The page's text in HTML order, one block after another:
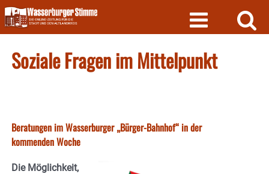
Skip
to
content
Soziale Fragen im Mittelpunkt
Beratungen im Wasserburger „Bürger-Bahnhof“ in der
kommenden Woche
Die Möglichkeit,